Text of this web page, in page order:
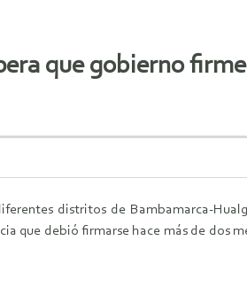
que gobierno
distritos de Bambamarca-
que debió firmarse hace más de dos